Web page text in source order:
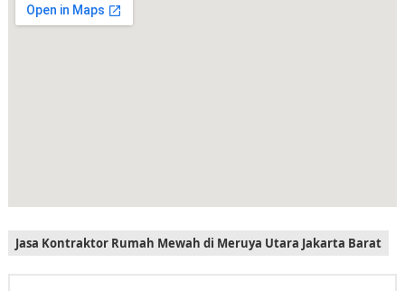
Jasa Kontraktor Rumah Mewah di Meruya Utara Jakarta Barat